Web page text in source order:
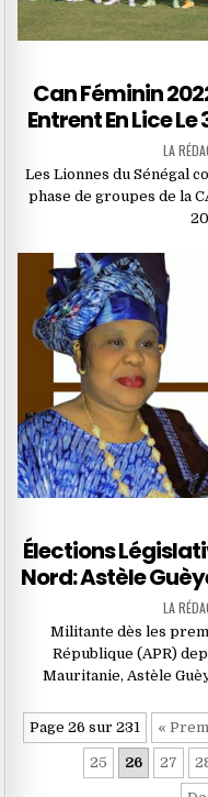
Can Féminin
Entrent En Lice
LA
Les Lionnes du Sénégal
phase de groupes de la
Élections
Nord: Astèle
LA
Militante dès les
République (APR)
Mauritanie, Astèle
Page 26 sur 231 «
25 26 27